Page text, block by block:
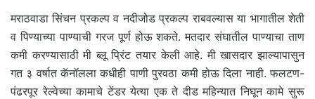
मराठवाडा सिंचन प्रकल्प व नदीजोड प्रकल्प राबवल्यास या भागातील शेती
व पिण्याच्या पाण्याची गरज पूर्ण होऊ शकते. मतदार संघातील पाण्याचा ताण
कमी करण्यासाठी मी ब्लू प्रिंट तयार केली आहे. मी खासदार झाल्यापासुन
गत ३ वर्षात कॅनॉलला कधीही पाणी पुरवठा कमी होऊ दिला नाही. फलटण-
पंढरपूर रेल्वेच्या कामाचे टेंडर येत्या एक ते दीड महिन्यात निघून कामे सुरू